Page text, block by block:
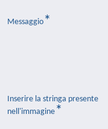
Messaggio
Inserire la stringa presente
nell'immagine